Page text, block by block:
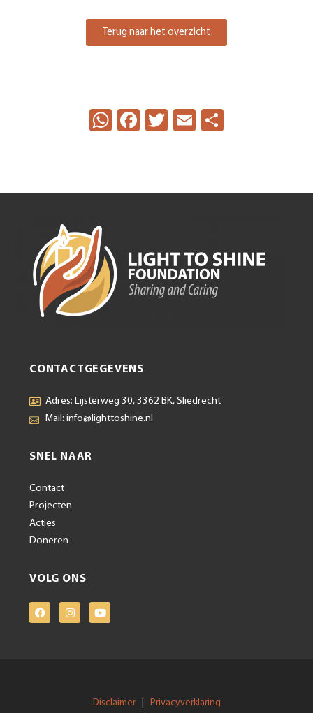
Terug naar het overzicht
WhatsApp
Facebook
Twitter
Email
CONTACTGEGEVENS
Adres: Lijsterweg 30, 3362 BK, Sliedrecht
Mail: info@lighttoshine.nl
SNEL NAAR
Contact
Projecten
Acties
Doneren
VOLG ONS
Disclaimer Privacyverklaring